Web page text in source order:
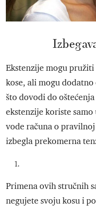
Ekstenzije mogu
kose, ali mogu
što dovodi do
ekstenzije koriste
vode računa o
izbegla prekomerna
Primena ovih stručnih
negujete svoju kosu i